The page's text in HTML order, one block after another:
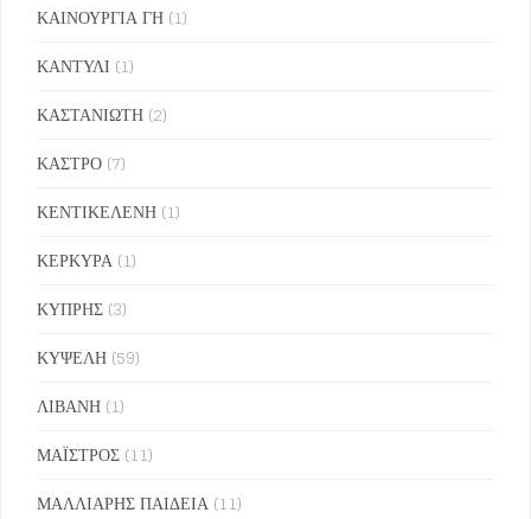
ΚΑΙΝΟΥΡΓΙΑ ΓΗ (1)
ΚΑΝΤΥΛΙ (1)
ΚΑΣΤΑΝΙΩΤΗ (2)
ΚΑΣΤΡΟ (7)
ΚΕΝΤΙΚΕΛΕΝΗ (1)
ΚΕΡΚΥΡΑ (1)
ΚΥΠΡΗΣ (3)
ΚΥΨΕΛΗ (59)
ΛΙΒΑΝΗ (1)
ΜΑΪΣΤΡΟΣ (11)
ΜΑΛΛΙΑΡΗΣ ΠΑΙΔΕΙΑ (11)